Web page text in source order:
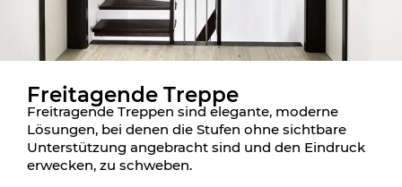
Freitagende Treppe
Freitragende Treppen sind elegante, moderne
Lösungen, bei denen die Stufen ohne sichtbare
Unterstützung angebracht sind und den Eindruck
erwecken, zu schweben.